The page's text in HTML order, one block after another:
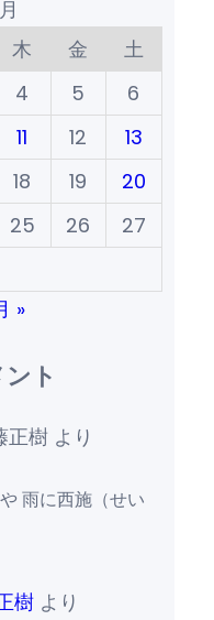
木 金
土
4 5
6
11 12
13
18 19
20
25 26
27
»
ト
正樹 より
雨に西施（せい
樹 より